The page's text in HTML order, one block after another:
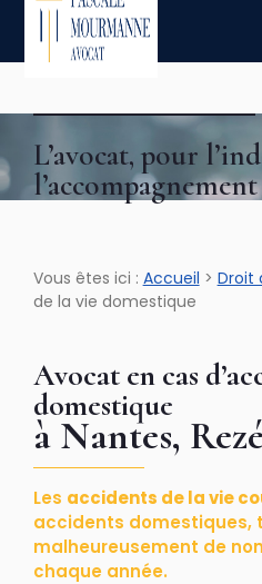
L’avocat, pour
Vous êtes ici : Accueil > Droit
de la vie domestique
Avocat en cas
domestique
à Nantes,
Les accidents de la vie
accidents domestiques,
malheureusement de
chaque année.
Panneau de gestion des cookies